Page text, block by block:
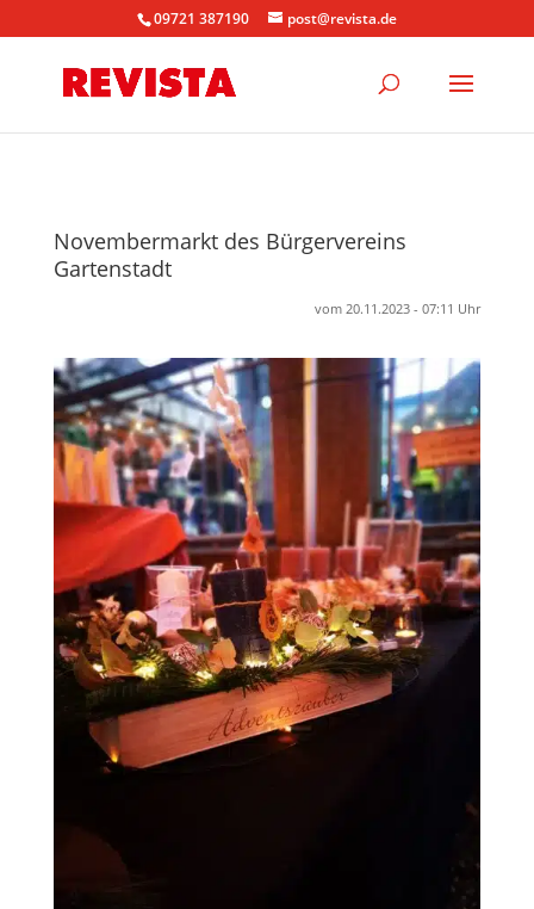
09721 387190 post@revista.de
Novembermarkt des Bürgervereins
Gartenstadt
vom 20.11.2023 - 07:11 Uhr